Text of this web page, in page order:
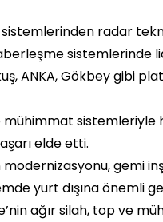
radar
sistemlerinde
ANKA, Gökbey gibi
mühimmat
elde etti.
modernizasyonu, gemi
yurt dışına önemli
ağır silah, top ve